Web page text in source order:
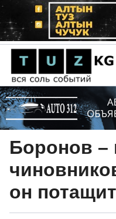
Боронов –
он